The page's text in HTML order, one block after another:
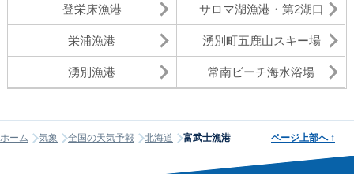
登栄床漁港 サロマ湖漁港・第2湖口
栄浦漁港 湧別町五鹿山スキー場
湧別漁港 常南ビーチ海水浴場
ホーム 気象 全国の天気予報 北海道 富武士漁港 ページ上部へ ↑